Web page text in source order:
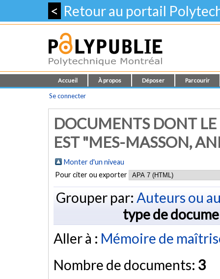
< Retour au portail
Accueil À propos Déposer Parcourir
Se connecter
DOCUMENTS DONT
EST "MES-MASSON,
Monter d'un niveau
Pour citer ou exporter
Grouper par: Auteurs ou
type de
Aller à : Mémoire de
Nombre de documents: 3